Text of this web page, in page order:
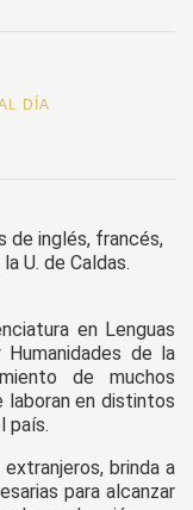
DÍA
en Lenguas
de la
de muchos
laboran en distintos
país.
brinda a
para alcanzar